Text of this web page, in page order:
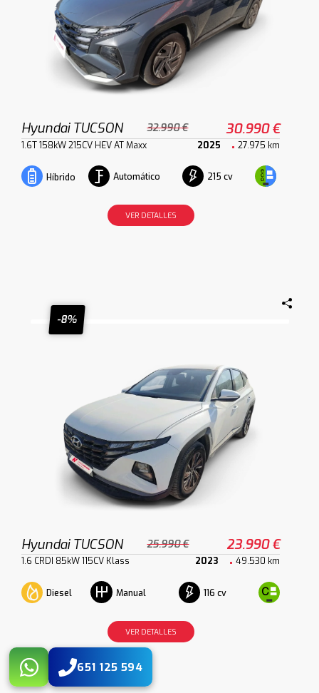
Hyundai TUCSON 32.990 € 30.990 €
1.6T 158kW 215CV HEV AT Maxx 2025 27.975 km
Híbrido Automático 215 cv
VER DETALLES
-8%
Hyundai TUCSON 25.990 € 23.990 €
1.6 CRDI 85kW 115CV Klass 2023 49.530 km
Diesel Manual 116 cv
VER DETALLES
651 125 594